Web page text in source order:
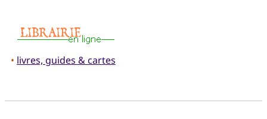
• livres, guides & cartes